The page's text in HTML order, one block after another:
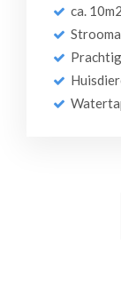
ca. 10m2